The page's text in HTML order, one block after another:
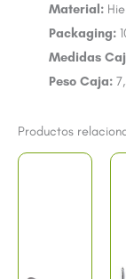
Material:
Packaging:
Medidas
Peso Caja:
Productos